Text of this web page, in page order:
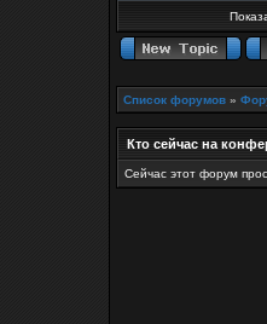
Список форумов »
Кто сейчас на
Сейчас этот форум